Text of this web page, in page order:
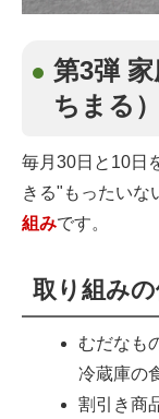
第3弾
ちまる
毎月30日と10日
きる"もったいな
組みです。
取り組みの
むだなも
冷蔵庫の
割引き商